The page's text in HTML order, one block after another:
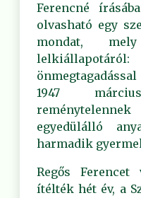
Ferencné
olvasható egy
mondat,
1947
egyedülálló
harmadik
Regős Ferencet
ítélték hét év, a